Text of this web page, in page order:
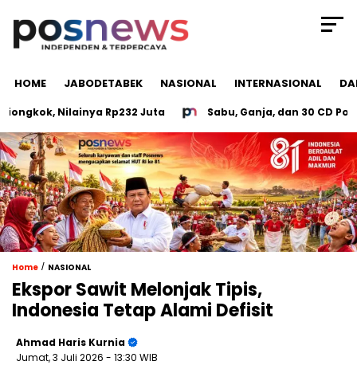
HOME JABODETABEK NASIONAL INTERNASIONAL
Nilainya Rp232 Juta Sabu, Ganja, dan 30 CD Porno
Home / NASIONAL
Ekspor Sawit Melonjak Tipis,
Indonesia Tetap Alami Defisit
Ahmad Haris Kurnia
Jumat, 3 Juli 2026 - 13:30 WIB